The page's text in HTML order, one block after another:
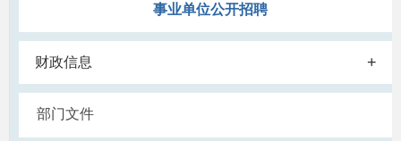
事业单位公开招聘
财政信息 +
部门文件